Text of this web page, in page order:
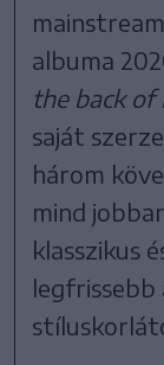
albuma
the back
saját
három
mind
klasszikus
legfrissebb